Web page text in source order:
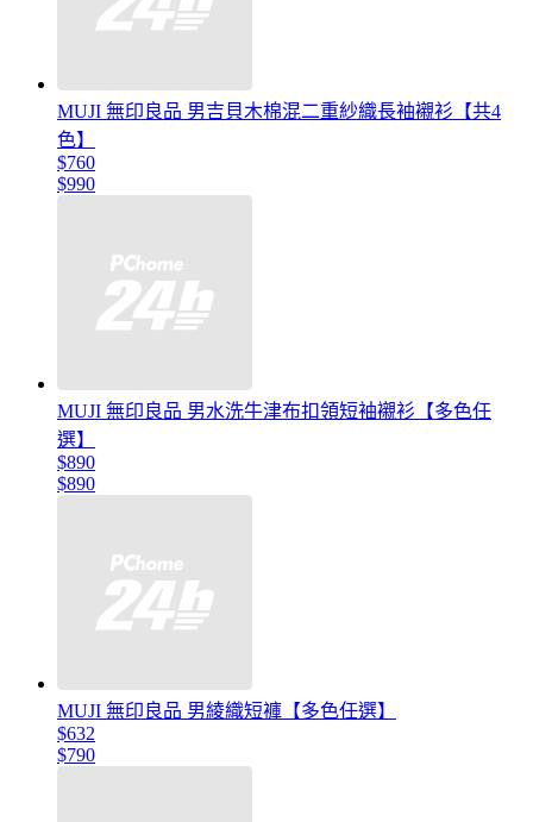
MUJI 無印良品 男吉貝木棉混二重紗織長袖襯衫【共4
色】
$760
$990
MUJI 無印良品 男水洗牛津布扣領短袖襯衫【多色任
選】
$890
$890
MUJI 無印良品 男綾織短褲【多色任選】
$632
$790